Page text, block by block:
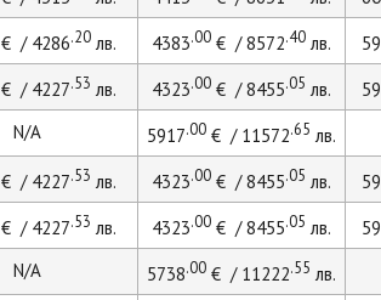
€ / 4286.20 лв. 4383.00 € / 8572.40 лв.
€ / 4227.53 лв. 4323.00 € / 8455.05 лв.
N/A
5917.00 € / 11572.65 лв.
€ / 4227.53 лв. 4323.00 € / 8455.05 лв.
€ / 4227.53 лв. 4323.00 € / 8455.05 лв.
N/A
5738.00 € / 11222.55 лв.